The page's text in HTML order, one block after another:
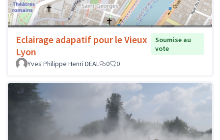
Eclairage adapatif pour le Vieux
Lyon
Soumise au
vote
Yves Philippe Henri DEAL
0 0